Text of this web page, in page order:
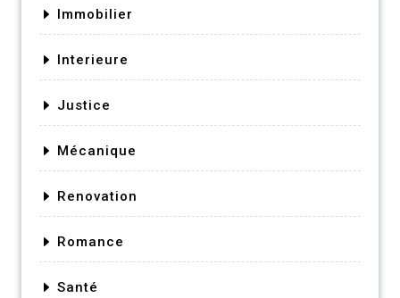
Immobilier
Interieure
Justice
Mécanique
Renovation
Romance
Santé